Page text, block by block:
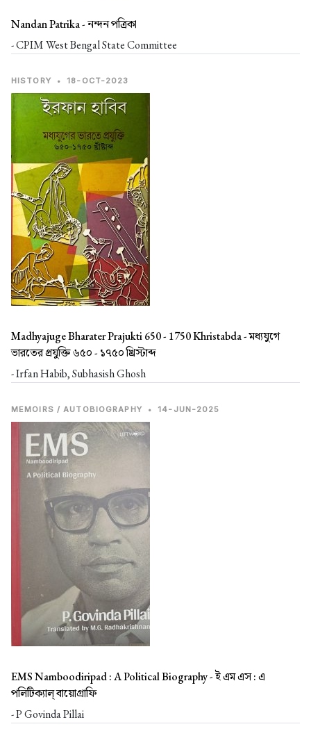
Nandan Patrika -নন্দন পত্রিকা
- CPIM West Bengal State Committee
HISTORY • 18-OCT-2023
Madhyajuge Bharater Prajukti 650 - 1750 Khristabda -মধ্যযুগে
ভারতের প্রযুক্তি ৬৫০ - ১৭৫০ খ্রিস্টাব্দ
- Irfan Habib, Subhasish Ghosh
MEMOIRS / AUTOBIOGRAPHY • 14-JUN-2025
EMS Namboodiripad : A Political Biography -ই এম এস : এ
পলিটিক্যাল্ বায়োগ্রাফি
- P Govinda Pillai